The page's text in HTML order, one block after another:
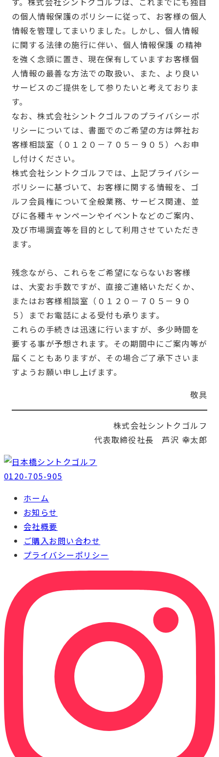
の個人情報保護のポリシーに従って、お客様の個人
情報を管理してまいりました。しかし、個人情報
に関する法律の施行に伴い、個人情報保護 の精神
を強く念頭に置き、現在保有していますお客様個
人情報の最善な方法での取扱い、また、より良い
サービスのご提供をして参りたいと考えておりま
す。
なお、株式会社シントクゴルフのプライバシーポ
リシーについては、書面でのご希望の方は弊社お
客様相談室（０１２０－７０５－９０５）へお申
し付けください。
株式会社シントクゴルフでは、上記プライバシー
ポリシーに基づいて、お客様に関する情報を、ゴ
ルフ会員権について全般業務、サービス関連、並
びに各種キャンペーンやイベントなどのご案内、
及び市場調査等を目的として利用させていただき
ます。
残念ながら、これらをご希望にならないお客様
は、大変お手数ですが、直接ご連絡いただくか、
またはお客様相談室（０１２０－７０５－９０
５）までお電話による受付も承ります。
これらの手続きは迅速に行いますが、多少時間を
要する事が予想されます。その期間中にご案内等が
届くこともありますが、その場合ご了承下さいま
すようお願い申し上げます。
敬具
株式会社シントクゴルフ
代表取締役社長 芦沢 幸太郎
0120-705-905
ホーム
お知らせ
会社概要
ご購入お問い合わせ
プライバシーポリシー